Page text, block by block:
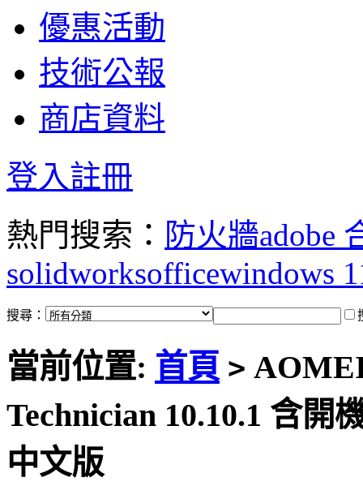
優惠活動
技術公報
商店資料
登入註冊
熱門搜索： 防火牆adobe
solidworksofficewindows
搜尋：
當前位置: 首頁 >
Technician 10.10.1 含開
中文版